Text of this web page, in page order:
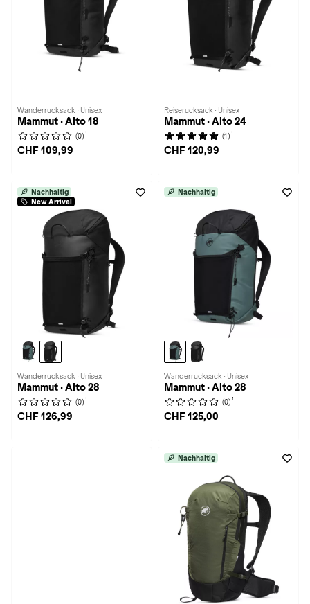
Wanderrucksack · Unisex
Mammut · Alto 18
(0) 1
CHF 109,99
Reiserucksack · Unisex
Mammut · Alto 24
(1) 1
CHF 120,99
Nachhaltig
New Arrival
Wanderrucksack · Unisex
Mammut · Alto 28
(0) 1
CHF 126,99
Nachhaltig
Wanderrucksack · Unisex
Mammut · Alto 28
(0) 1
CHF 125,00
Nachhaltig